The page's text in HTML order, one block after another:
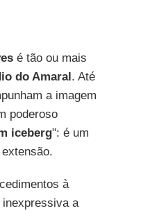
é tão ou mais
do Amaral. Até
a imagem
poderoso
iceberg": é um
à
a